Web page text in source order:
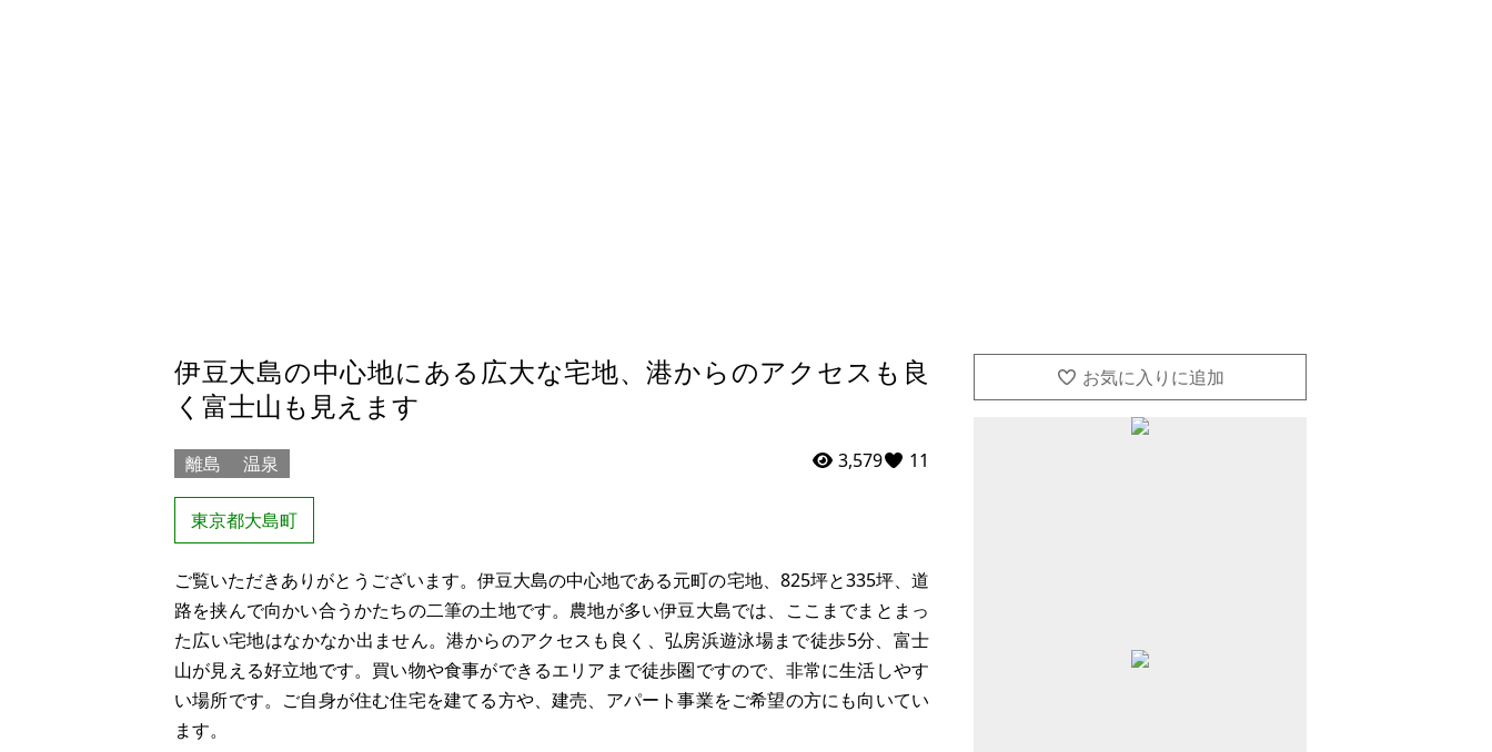
伊豆大島の中心地にある広大な宅地、港からのアクセスも良
く富士山も見えます
離島 温泉
東京都大島町
3,579 11
ご覧いただきありがとうございます。伊豆大島の中心地である元町の宅地、825坪と335坪、道
路を挟んで向かい合うかたちの二筆の土地です。農地が多い伊豆大島では、ここまでまとまっ
た広い宅地はなかなか出ません。港からのアクセスも良く、弘房浜遊泳場まで徒歩5分、富士
山が見える好立地です。買い物や食事ができるエリアまで徒歩圏ですので、非常に生活しやす
い場所です。ご自身が住む住宅を建てる方や、建売、アパート事業をご希望の方にも向いてい
ます。